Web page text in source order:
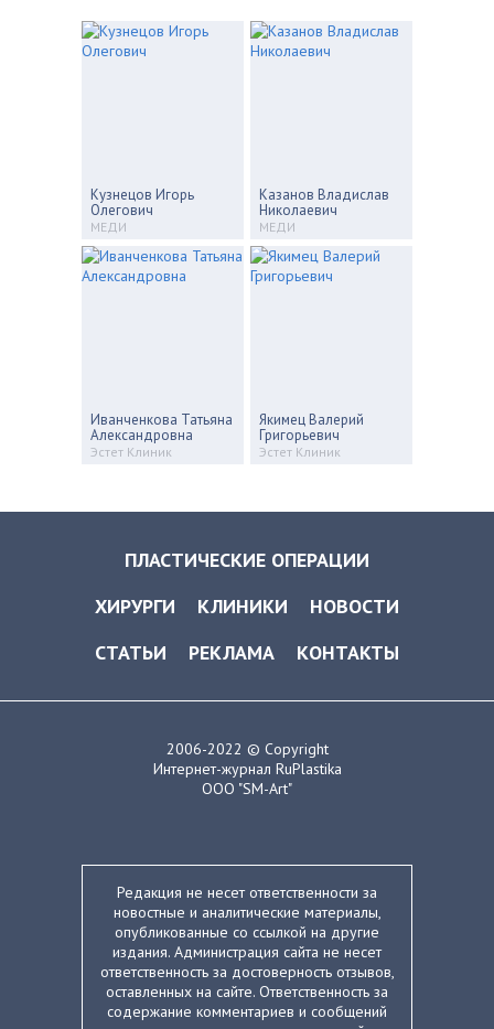
Кузнецов Игорь
Олегович
МЕДИ
Казанов Владислав
Николаевич
МЕДИ
Иванченкова Татьяна
Александровна
Эстет Клиник
Якимец Валерий
Григорьевич
Эстет Клиник
ПЛАСТИЧЕСКИЕ ОПЕРАЦИИ
ХИРУРГИ
КЛИНИКИ
НОВОСТИ
СТАТЬИ
РЕКЛАМА КОНТАКТЫ
2006-2022 © Copyright
Интернет-журнал RuPlastika
ООО "SM-Art"
Редакция не несет ответственности за
новостные и аналитические материалы,
опубликованные со ссылкой на другие
издания. Администрация сайта не несет
ответственность за достоверность отзывов,
оставленных на сайте. Ответственность за
содержание комментариев и сообщений